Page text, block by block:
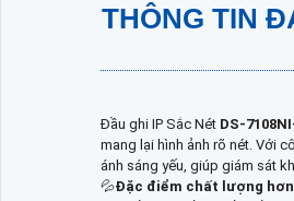
THÔNG TIN
Đầu ghi IP Sắc Nét DS-
mang lại hình ảnh rõ nét. Với
ánh sáng yếu, giúp giám sát
💦Đặc điểm chất lượng hơn